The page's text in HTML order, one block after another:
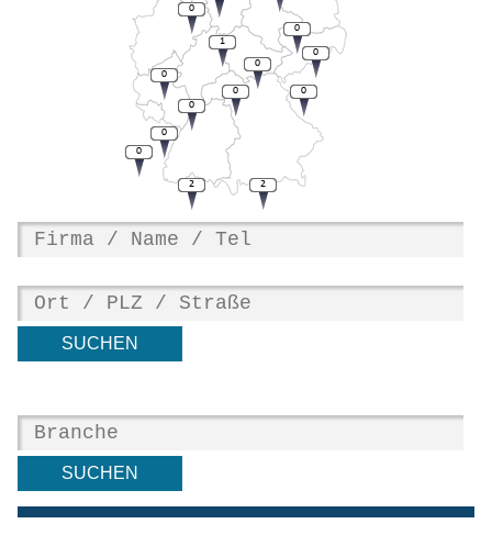
0
0
0
0
0
0
1
0
0
0
2
0
2